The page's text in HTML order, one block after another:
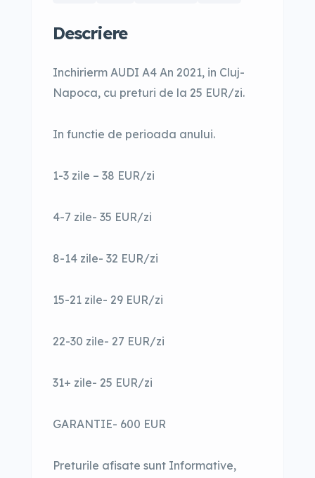
Descriere
Inchirierm AUDI A4 An 2021, in Cluj-
Napoca, cu preturi de la 25 EUR/zi.
In functie de perioada anului.
1-3 zile – 38 EUR/zi
4-7 zile- 35 EUR/zi
8-14 zile- 32 EUR/zi
15-21 zile- 29 EUR/zi
22-30 zile- 27 EUR/zi
31+ zile- 25 EUR/zi
GARANTIE- 600 EUR
Preturile afisate sunt Informative,